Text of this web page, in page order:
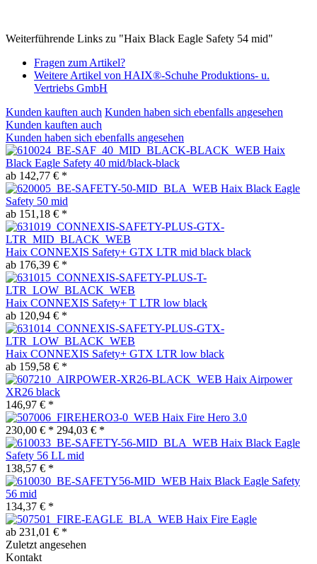
Weiterführende Links zu "Haix Black Eagle Safety 54 mid"
Fragen zum Artikel?
Weitere Artikel von HAIX®-Schuhe Produktions- u.
Vertriebs GmbH
Kunden kauften auch Kunden haben sich ebenfalls angesehen
Kunden kauften auch
Kunden haben sich ebenfalls angesehen
Haix
Black Eagle Safety 40 mid/black-black
ab 142,77 € *
Haix Black Eagle
Safety 50 mid
ab 151,18 € *
Haix CONNEXIS Safety+ GTX LTR mid black black
ab 176,39 € *
Haix CONNEXIS Safety+ T LTR low black
ab 120,94 € *
Haix CONNEXIS Safety+ GTX LTR low black
ab 159,58 € *
Haix Airpower
XR26 black
146,97 € *
Haix Fire Hero 3.0
230,00 € * 294,03 € *
Haix Black Eagle
Safety 56 LL mid
138,57 € *
Haix Black Eagle Safety
56 mid
134,37 € *
Haix Fire Eagle
ab 231,01 € *
Zuletzt angesehen
Kontakt